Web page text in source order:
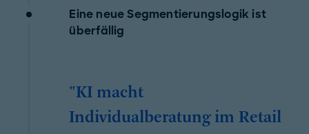
Eine neue Segmentierungslogik ist
überfällig
"KI macht
Individualberatung im Retail